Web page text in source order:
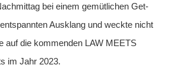
bei einem gemütlichen Get-
Ausklang und weckte nicht
auf die kommenden LAW MEETS
im Jahr 2023.